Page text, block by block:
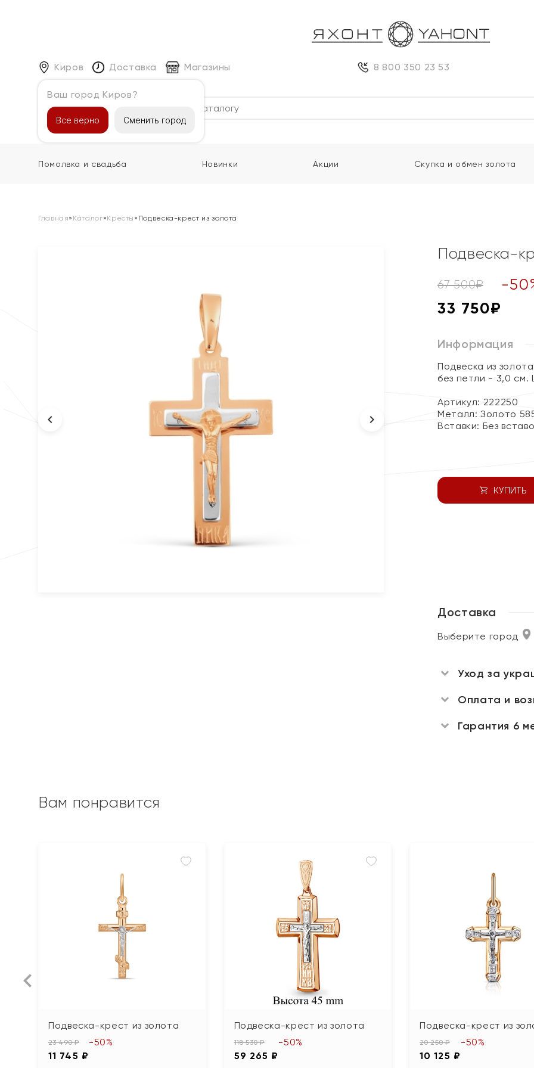
Киров
Ваш город Киров?
Все верно Сменить город
Доставка Магазины 8 800 350 23 53
Каталог
Помолвка и свадьба Новинки Акции Скупка и обмен золота
Главная» Каталог»Кресты » Подвеска-крест из золота
Подвеска-
67 500₽ -50
33 750₽
Информация
Подвеска из
без петли - 3,0 см.
Артикул: 222250
Металл:Золото
Вставки: Без
КУПИТЬ
Доставка
Выберите город
Уход за
Оплата и
Гарантия 6
Вам понравится
Подвеска-крест из золота
23 490 ₽
11 745 ₽
-50%
Подвеска-крест из золота
118 530 ₽
59 265 ₽
-50%
Подвеска-крест из
20 250 ₽
10 125 ₽
-50%